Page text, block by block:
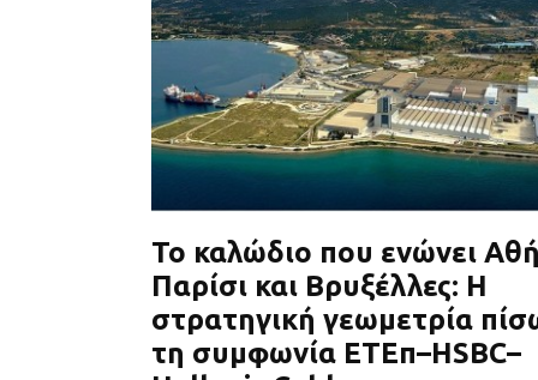
Το καλώδιο που ενώνει
Παρίσι και Βρυξέλλες: Η
στρατηγική γεωμετρία
τη συμφωνία ΕΤΕπ–HSBC–